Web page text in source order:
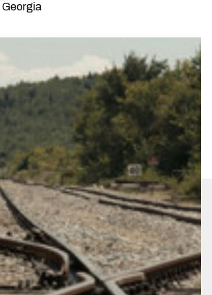
Georgia